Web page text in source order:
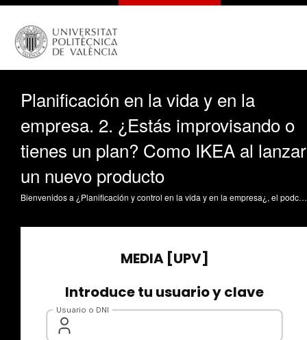
Planificación en la vida y en la
empresa. 2. ¿Estás improvisando o
tienes un plan? Como IKEA al lanzar
un nuevo producto
Bienvenidos a ¿Planificación y control en la vida y en la empresa¿, el podcast creado por Juanjo Lull y estudiantes de la Universitat Politècnica de València. Esta temporada exploramos cómo las herramientas que usan las empresas para planificar y controlar su actividad también pueden aplicarse a la vida del estudiante. En este episodio, hablamos de planificación: ¿estás improvisando o tienes un plan? Para ello, me acompaña Andrea Martínez Teruel, estudiante del Grado en Ciencia de Datos y colaboradora en la anterior temporada del podcast. El objetivo de este episodio es explicar la importancia de planificar con antelación, diferenciando entre estrategia y táctica, usando el ejemplo de IKEA y aplicándolo a la vida académica del estudiante.